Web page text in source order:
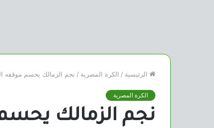
الرئيسية / الكرة المصرية / نجم الزمالك يحسم موقفه
الكرة المصرية
نجم الزمالك